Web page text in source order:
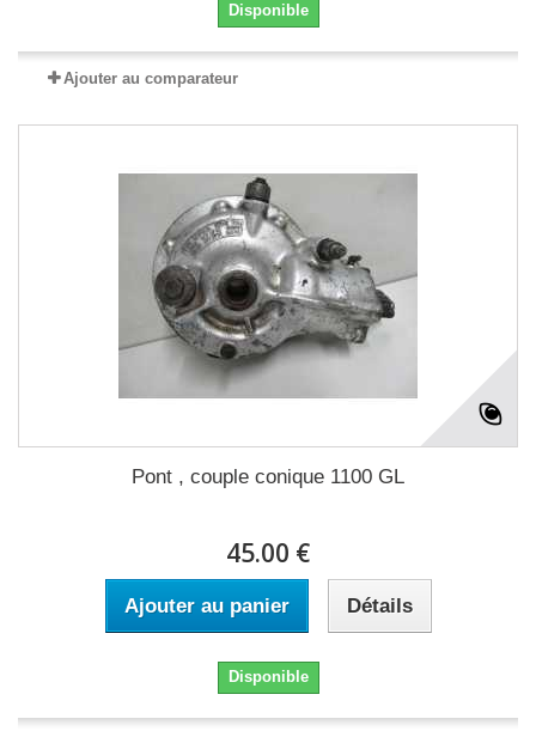
Disponible
Ajouter au comparateur
Pont , couple conique 1100 GL
45.00 €
Ajouter au panier Détails
Disponible